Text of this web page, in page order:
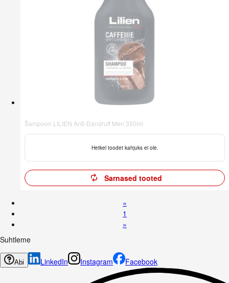
Šampoon LILIEN Anti-Dandruff Men 350ml
Hetkel toodet kahjuks ei ole.
Sarnased tooted
«
1
»
Suhtleme
Abi LinkedIn Instagram Facebook